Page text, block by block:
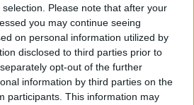
Please note that after your
you may continue seeing
on personal information utilized by
disclosed to third parties prior to
opt-out of the further
information by third parties on the
participants. This information may